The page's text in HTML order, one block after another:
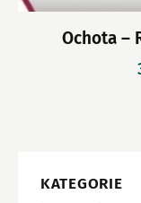
Ochota –
KATEGORIE